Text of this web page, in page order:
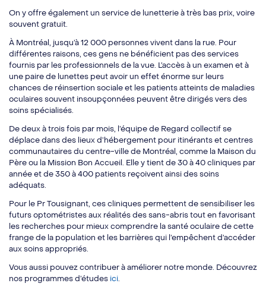
On y offre également un service de lunetterie à très bas prix, voire
souvent gratuit.
À Montréal, jusqu’à 12 000 personnes vivent dans la rue. Pour
différentes raisons, ces gens ne bénéficient pas des services
fournis par les professionnels de la vue. L’accès à un examen et à
une paire de lunettes peut avoir un effet énorme sur leurs
chances de réinsertion sociale et les patients atteints de maladies
oculaires souvent insoupçonnées peuvent être dirigés vers des
soins spécialisés.
De deux à trois fois par mois, l’équipe de Regard collectif se
déplace dans des lieux d’hébergement pour itinérants et centres
communautaires du centre-ville de Montréal, comme la Maison du
Père ou la Mission Bon Accueil. Elle y tient de 30 à 40 cliniques par
année et de 350 à 400 patients reçoivent ainsi des soins
adéquats.
Pour le Pr Tousignant, ces cliniques permettent de sensibiliser les
futurs optométristes aux réalités des sans-abris tout en favorisant
les recherches pour mieux comprendre la santé oculaire de cette
frange de la population et les barrières qui l’empêchent d’accéder
aux soins appropriés.
Vous aussi pouvez contribuer à améliorer notre monde. Découvrez
nos programmes d’études ici.